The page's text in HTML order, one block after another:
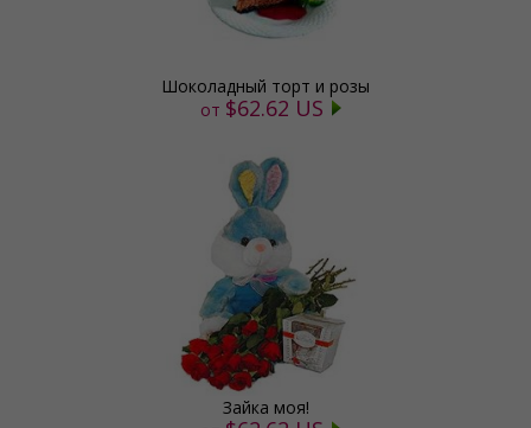
Шоколадный торт и розы
от $62.62 US
Зайка моя!